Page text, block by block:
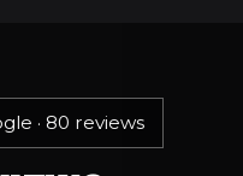
· 80 reviews